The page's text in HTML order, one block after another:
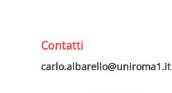
Contatti
carlo.albarello@uniroma1.it